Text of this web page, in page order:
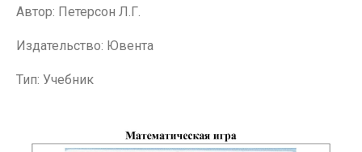
Автор: Петерсон Л.Г.
Издательство: Ювента
Тип: Учебник